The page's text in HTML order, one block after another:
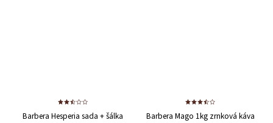
Barbera Hesperia sada + šálka
Barbera Mago 1kg zrnková káva